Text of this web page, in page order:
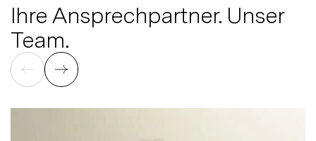
Ihre Ansprechpartner. Unser
Team.